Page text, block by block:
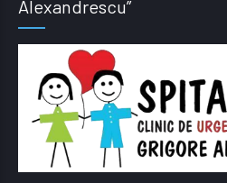
Alexandrescu”